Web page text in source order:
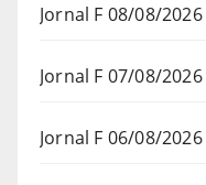
Jornal F 08/08/2026
Jornal F 07/08/2026
Jornal F 06/08/2026